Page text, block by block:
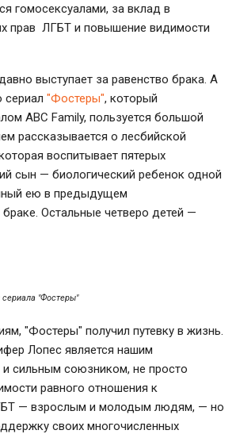
гомосексуалами, за вклад в
прав ЛГБТ и повышение видимости
выступает за равенство брака. А
"Фостеры", который
ABC Family, пользуется большой
рассказывается о лесбийской
воспитывает пятерых
сын — биологический ребенок одной
ею в предыдущем
браке. Остальные четверо детей —
"Фостеры"
"Фостеры" получил путевку в жизнь.
Лопес является нашим
сильным союзником, не просто
равного отношения к
— взрослым и молодым людям, — но
своих многочисленных